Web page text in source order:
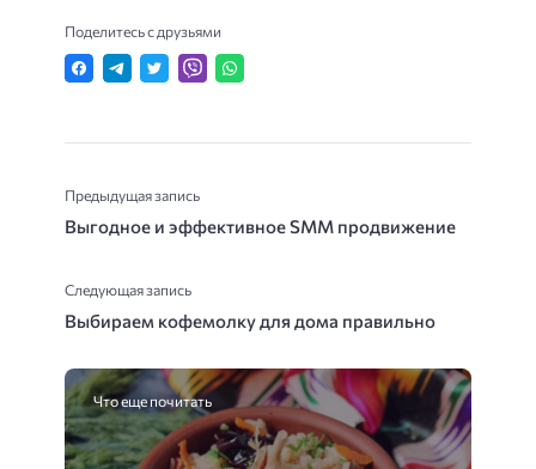
Поделитесь с друзьями
Предыдущая запись
Выгодное и эффективное SMM продвижение
Следующая запись
Выбираем кофемолку для дома правильно
Что еще почитать